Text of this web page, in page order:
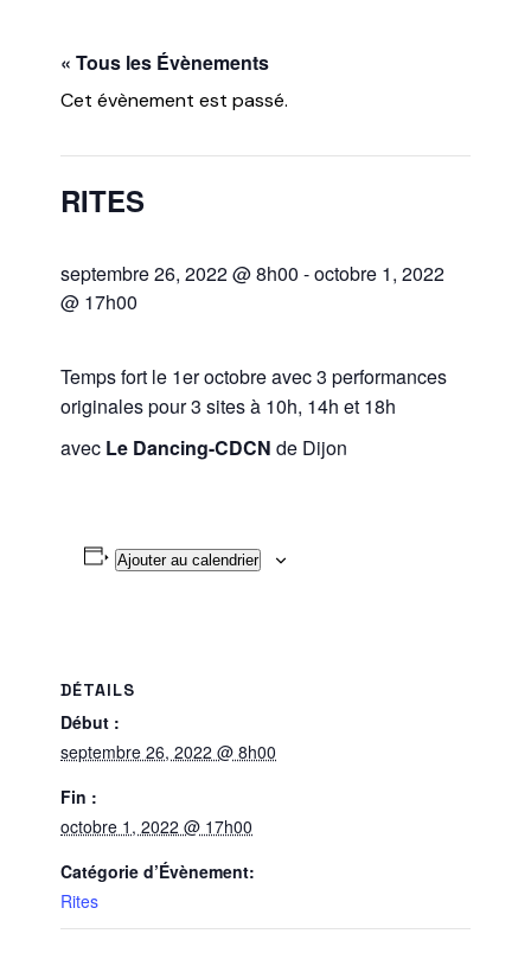
« Tous les Évènements
Cet évènement est passé.
RITES
septembre 26, 2022 @ 8h00 -octobre 1, 2022
@ 17h00
Temps fort le 1er octobre avec 3 performances
originales pour 3 sites à 10h, 14h et 18h
avec Le Dancing-CDCNde Dijon
Ajouter au calendrier
DÉTAILS
Début :
septembre 26, 2022 @ 8h00
Fin :
octobre 1, 2022 @ 17h00
Catégorie d’Évènement:
Rites